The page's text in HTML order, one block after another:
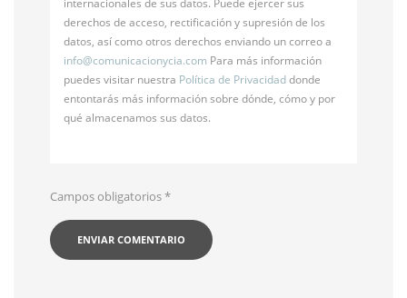
derechos de acceso, rectificación y supresión de los
datos, así como otros derechos enviando un correo a
info@comunicacionycia.com Para más información
puedes visitar nuestra Política de Privacidaddonde
entontarás más información sobre dónde, cómo y por
qué almacenamos sus datos.
Campos obligatorios*